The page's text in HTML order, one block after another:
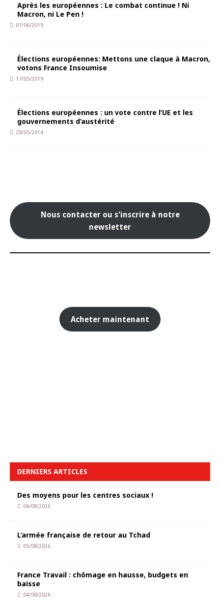
Après les européennes : Le combat continue ! Ni
Macron, ni Le Pen !
01/06/2019
Élections européennes: Mettons une claque à Macron,
votons France Insoumise
17/05/2019
Élections européennes : un vote contre l’UE et les
gouvernements d’austérité
28/05/2014
Nous contacter ou s'inscrire à notre
newsletter
Acheter maintenant
DERNIERS ARTICLES
Des moyens pour les centres sociaux !
06/08/2026
L’armée française de retour au Tchad
05/08/2026
France Travail : chômage en hausse, budgets en
baisse
04/08/2026